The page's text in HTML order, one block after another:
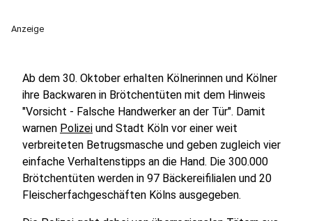
Anzeige
Ab dem 30. Oktober erhalten Kölnerinnen und Kölner
ihre Backwaren in Brötchentüten mit dem Hinweis
"Vorsicht - Falsche Handwerker an der Tür". Damit
warnen Polizei und Stadt Köln vor einer weit
verbreiteten Betrugsmasche und geben zugleich vier
einfache Verhaltenstipps an die Hand. Die 300.000
Brötchentüten werden in 97 Bäckereifilialen und 20
Fleischerfachgeschäften Kölns ausgegeben.